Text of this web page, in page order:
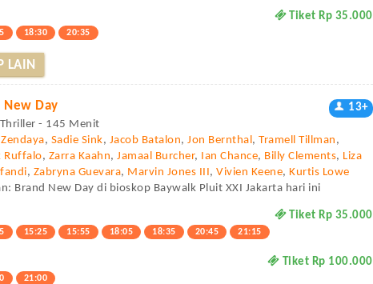
Tiket Rp 35.000
18:30 20:35
LAIN
New Day
13+
- 145 Menit
Zendaya, Sadie Sink, Jacob Batalon,Jon Bernthal,Tramell Tillman ,
Ruffalo, Zarra Kaahn,Jamaal Burcher, Ian Chance, Billy Clements, Liza
, Zabryna Guevara, Marvin Jones III,Vivien Keene,Kurtis Lowe
Brand New Day di bioskop Baywalk Pluit XXI Jakarta hari ini
Tiket Rp 35.000
15:25 15:55 18:05 18:35 20:45 21:15
Tiket Rp 100.000
21:00